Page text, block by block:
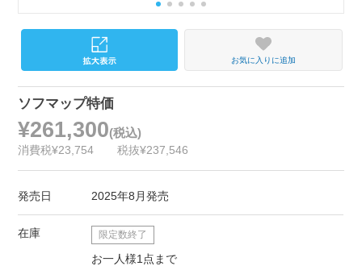
お気に入りに追加
ソフマップ特価
¥261,300(税込)
消費税¥23,754 税抜¥237,546
発売日 2025年8月発売
在庫 限定数終了
お一人様1点まで